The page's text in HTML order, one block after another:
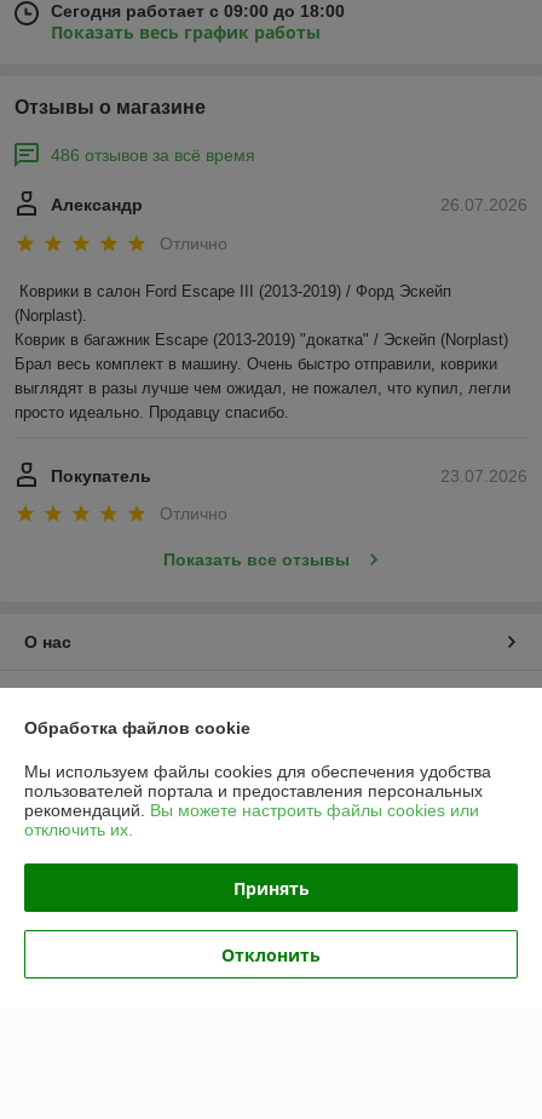
Сегодня работает с 09:00 до 18:00
Показать весь график работы
Отзывы о магазине
486 отзывов за всё время
26.07.2026
Александр
Отлично
Коврики в салон Ford Escape III (2013-2019) / Форд Эскейп
(Norplast).
Коврик в багажник Escape (2013-2019) "докатка" / Эскейп (Norplast)
Брал весь комплект в машину. Очень быстро отправили, коврики
выглядят в разы лучше чем ожидал, не пожалел, что купил, легли
просто идеально. Продавцу спасибо.
23.07.2026
Покупатель
Отлично
Показать все отзывы
О нас
График работы
Полная версия сайта
Политика обработки cookies
Сайт создан на платформе Deal.by
Обработка файлов cookie
Мы используем файлы cookies для обеспечения удобства
пользователей портала и предоставления персональных
рекомендаций. Вы можете настроить файлы cookies или
отключить их.
Принять
Отклонить